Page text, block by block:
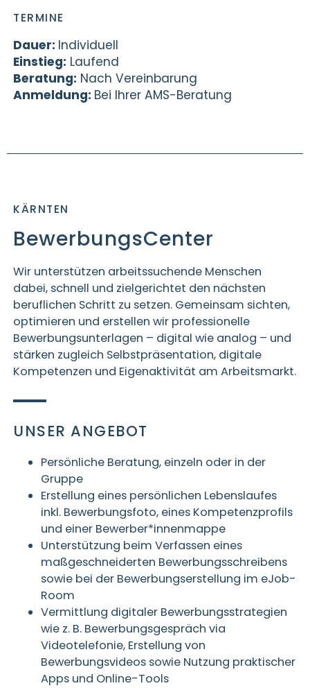
TERMINE
Dauer: Individuell
Einstieg: Laufend
Beratung: Nach Vereinbarung
Anmeldung: Bei Ihrer AMS-Beratung
KÄRNTEN
BewerbungsCenter
Wir unterstützen arbeitssuchende Menschen
dabei, schnell und zielgerichtet den nächsten
beruflichen Schritt zu setzen. Gemeinsam sichten,
optimieren und erstellen wir professionelle
Bewerbungsunterlagen – digital wie analog – und
stärken zugleich Selbstpräsentation, digitale
Kompetenzen und Eigenaktivität am Arbeitsmarkt.
UNSER ANGEBOT
Persönliche Beratung, einzeln oder in der
Gruppe
Erstellung eines persönlichen Lebenslaufes
inkl. Bewerbungsfoto, eines Kompetenzprofils
und einer Bewerber*innenmappe
Unterstützung beim Verfassen eines
maßgeschneiderten Bewerbungsschreibens
sowie bei der Bewerbungserstellung im eJob-
Room
Vermittlung digitaler Bewerbungsstrategien
wie z. B. Bewerbungsgespräch via
Videotelefonie, Erstellung von
Bewerbungsvideos sowie Nutzung praktischer
Apps und Online-Tools